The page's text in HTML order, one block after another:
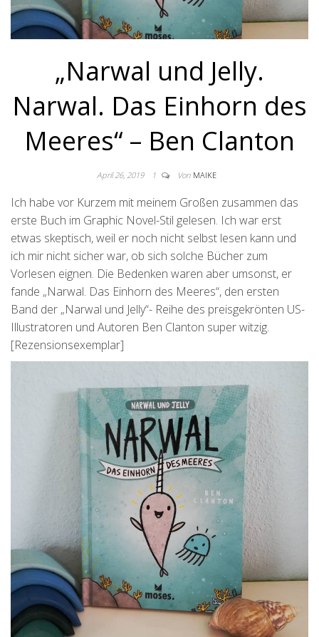
„Narwal und Jelly.
Narwal. Das Einhorn des
Meeres“ – Ben Clanton
April 26, 2019 1 Von MAIKE
Ich habe vor Kurzem mit meinem Großen zusammen das
erste Buch im Graphic Novel-Stil gelesen. Ich war erst
etwas skeptisch, weil er noch nicht selbst lesen kann und
ich mir nicht sicher war, ob sich solche Bücher zum
Vorlesen eignen. Die Bedenken waren aber umsonst, er
fande „Narwal. Das Einhorn des Meeres“, den ersten
Band der „Narwal und Jelly“- Reihe des preisgekrönten US-
Illustratoren und Autoren Ben Clanton super witzig.
[Rezensionsexemplar]